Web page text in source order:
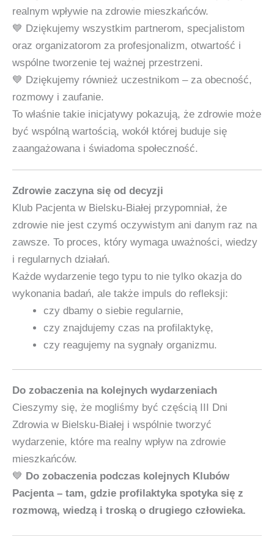
realnym wpływie na zdrowie mieszkańców.
💙 Dziękujemy wszystkim partnerom, specjalistom
oraz organizatorom za profesjonalizm, otwartość i
wspólne tworzenie tej ważnej przestrzeni.
💙 Dziękujemy również uczestnikom – za obecność,
rozmowy i zaufanie.
To właśnie takie inicjatywy pokazują, że zdrowie może
być wspólną wartością, wokół której buduje się
zaangażowana i świadoma społeczność.
Zdrowie zaczyna się od decyzji
Klub Pacjenta w Bielsku‑Białej przypomniał, że
zdrowie nie jest czymś oczywistym ani danym raz na
zawsze. To proces, który wymaga uważności, wiedzy
i regularnych działań.
Każde wydarzenie tego typu to nie tylko okazja do
wykonania badań, ale także impuls do refleksji:
czy dbamy o siebie regularnie,
czy znajdujemy czas na profilaktykę,
czy reagujemy na sygnały organizmu.
Do zobaczenia na kolejnych wydarzeniach
Cieszymy się, że mogliśmy być częścią III Dni
Zdrowia w Bielsku‑Białej i wspólnie tworzyć
wydarzenie, które ma realny wpływ na zdrowie
mieszkańców.
💙 Do zobaczenia podczas kolejnych Klubów
Pacjenta – tam, gdzie profilaktyka spotyka się z
rozmową, wiedzą i troską o drugiego człowieka.